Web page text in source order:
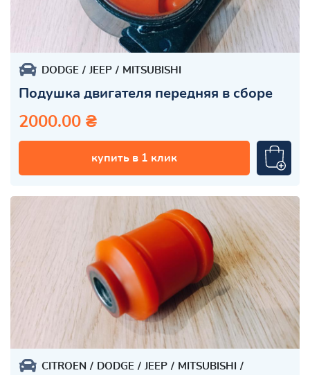
DODGE JEEP MITSUBISHI
Подушка двигателя передняя в сборе
2000.00 ₴
купить в 1 клик
CITROEN DODGE JEEP
MITSUBISHI